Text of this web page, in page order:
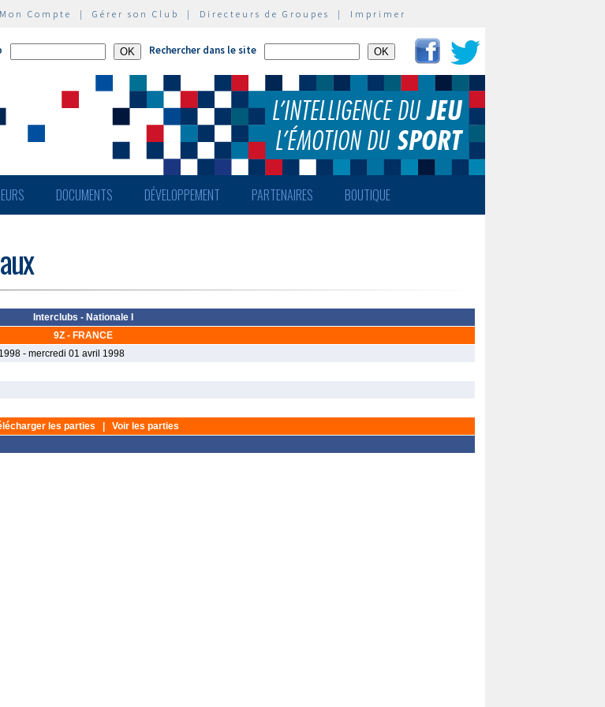
Mon Compte | Gérer son Club | Directeurs de Groupes | Imprimer
Rechercher dans le site
DOCUMENTS DÉVELOPPEMENT PARTENAIRES BOUTIQUE
Interclubs - Nationale I
9Z - FRANCE
- mercredi 01 avril 1998
les parties
Voir les parties